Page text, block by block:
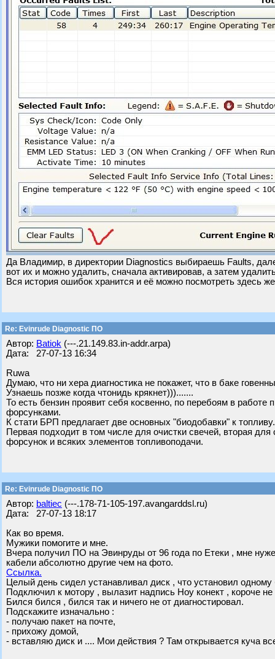
Да Владимир, в директории Diagnostics выбираешь Faults,
вот их и можно удалить, сначала активировав, а затем
Вся история ошибок хранится и её можно посмотреть здесь
Re: Evinrude Diagnostic ПО
Автор: Batiok (---.21.149.83.in-addr.arpa)
Дата: 27-07-13 16:34
Ruwa
Думаю, что ни хера диагностика не покажет, что в баке
Узнаешь позже когда чтонидь крякнет))).......
То есть бензин проявит себя косвенно, по перебоям в
форсунками.
К стати БРП предлагает две основных "биодобавки" к
Первая подходит в том числе для очистки свечей, вторая
форсунок и всяких элементов топливоподачи.
Re: Evinrude Diagnostic ПО
Автор: baltiec (---.178-71-105-197.avangarddsl.ru)
Дата: 27-07-13 18:17
Как во время.
Мужики помогите и мне.
Вчера получил ПО на Эвинруды от 96 года по Етеки , мне
кабели абсолютно другие чем на фото.
Ссылка.
Целый день сидел устанавливал диск , что установил одному
Подключил к мотору , вылазит надпись Ноу конект , короче
Бился бился , бился так и ничего не от диагностировал.
Подскажите изначально :
- получаю пакет на почте,
- прихожу домой,
- вставляю диск и .... Мои действия ? Там открывается куча